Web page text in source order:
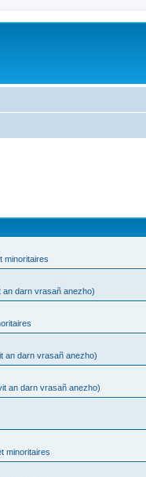
minoritaires
an darn vrasañ anezho)
an darn vrasañ anezho)
an darn vrasañ anezho)
minoritaires